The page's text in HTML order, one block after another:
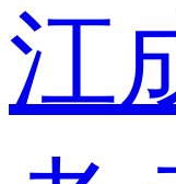
江